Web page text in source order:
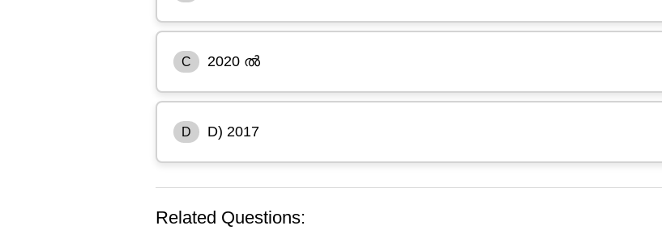
C 2020 ൽ
D D) 2017
Related Questions: